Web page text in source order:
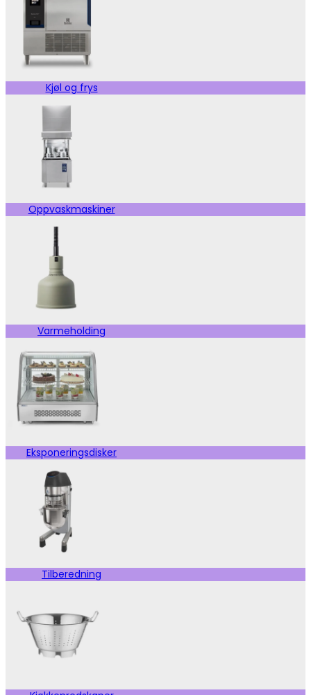
Kjøl og frys
Oppvaskmaskiner
Varmeholding
Eksponeringsdisker
Tilberedning